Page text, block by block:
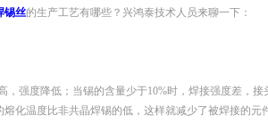
锡丝的生产工艺有哪些？兴鸿泰技术人员来聊一下：
，强度降低；当锡的含量少于10%时，焊接强度差，
化温度比非共晶焊锡的低，这样就减少了被焊接的